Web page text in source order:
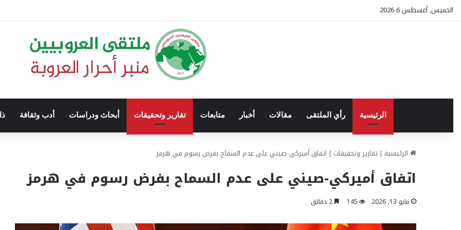
الخميس, أغسطس 6 2026
الرئيسية رأي الملتقى مقالات أخبار متابعات تقارير وتحقيقات أبحاث ودراسات أدب وثقافة
الرئيسية | تقارير وتحقيقات | اتفاق أميركي-صيني على عدم السماح بفرض رسوم في هرمز
اتفاق أميركي-صيني على عدم السماح بفرض رسوم في هرمز
مايو 13, 2026 145